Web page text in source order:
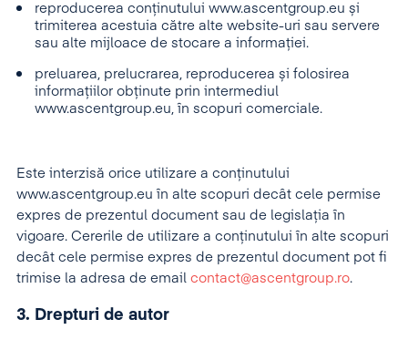
reproducerea conținutului www.ascentgroup.eu și
trimiterea acestuia către alte website-uri sau servere
sau alte mijloace de stocare a informației.
preluarea, prelucrarea, reproducerea și folosirea
informațiilor obținute prin intermediul
www.ascentgroup.eu, în scopuri comerciale.
Este interzisă orice utilizare a conținutului
www.ascentgroup.eu în alte scopuri decât cele permise
expres de prezentul document sau de legislația în
vigoare. Cererile de utilizare a conținutului în alte scopuri
decât cele permise expres de prezentul document pot fi
trimise la adresa de email contact@ascentgroup.ro.
3. Drepturi de autor